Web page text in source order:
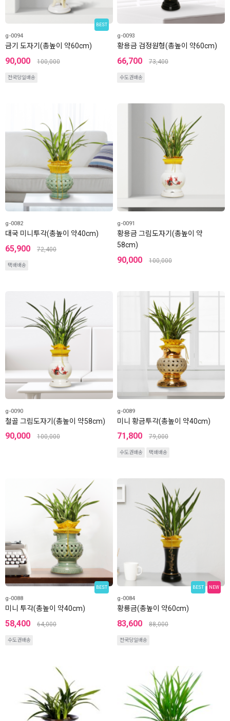
BEST
g-0094
금기 도자기(총높이 약60cm)
90,000 100,000
전국당일배송
g-0093
황용금 검정원형(총높이 약60cm)
66,700 73,400
수도권배송
g-0082
대국 미니투각(총높이 약40cm)
65,900 72,400
택배배송
g-0091
황용금 그림도자기(총높이 약
58cm)
90,000 100,000
g-0090
철골 그림도자기(총높이 약58cm)
90,000 100,000
g-0089
미니 황금투각(총높이 약40cm)
71,800 79,000
수도권배송 택배배송
BEST
g-0088
미니 투각(총높이 약40cm)
58,400 64,000
수도권배송
BEST NEW
g-0084
황룡금(총높이 약60cm)
83,600 88,000
전국당일배송